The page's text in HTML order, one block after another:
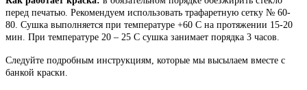
перед печатью. Рекомендуем использовать трафаретную сетку № 60-
80. Сушка выполняется при температуре +60 С на протяжении 15-20
мин. При температуре 20 – 25 С сушка занимает порядка 3 часов.
Следуйте подробным инструкциям, которые мы высылаем вместе с
банкой краски.